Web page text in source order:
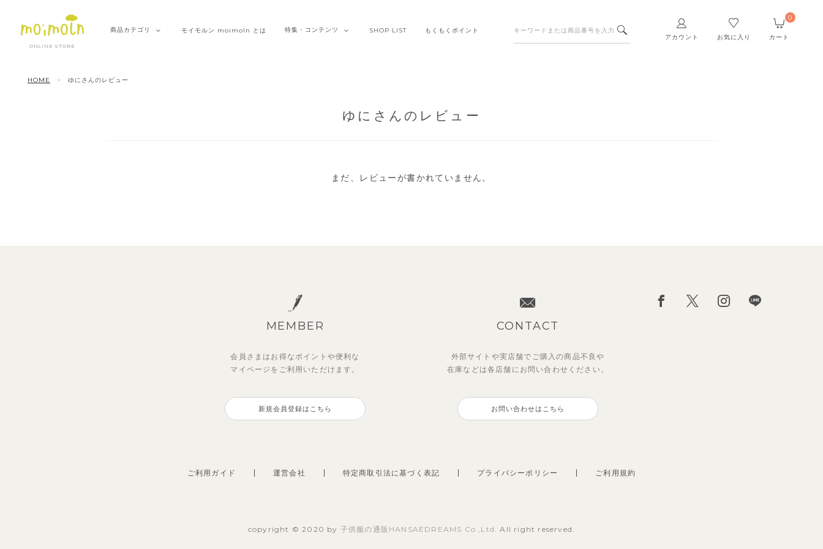
ONLINE STORE
アカウント お気に入り カート
0
商品カテゴリ モイモルン moimoln とは 特集・ コンテンツ SHOP LIST もくもくポイント
HOME ゆにさんのレビュー
ゆにさんのレビュー
まだ、レビューが書かれていません。
MEMBER
会員さまはお得なポイントや便利な
マイページを ご利用いただけます。
新規会員登録はこちら
CONTACT
外部サイトや実店舗でご購入の商品不良や
在庫などは各店舗に お問い合わせください。
お問い合わせはこちら
ご利用ガイド 運営会社 特定商取引法に基づく表記 プライバシーポリシー ご利用規約
copyright © 2020 by 子供服の通販HANSAEDREAMS Co.,Ltd.All right reserved.